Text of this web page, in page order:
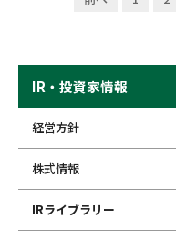
IR・投資家情報
経営方針
株式情報
IRライブラリー